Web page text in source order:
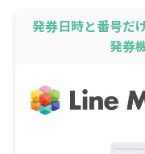
発券日時と番号だ
発券